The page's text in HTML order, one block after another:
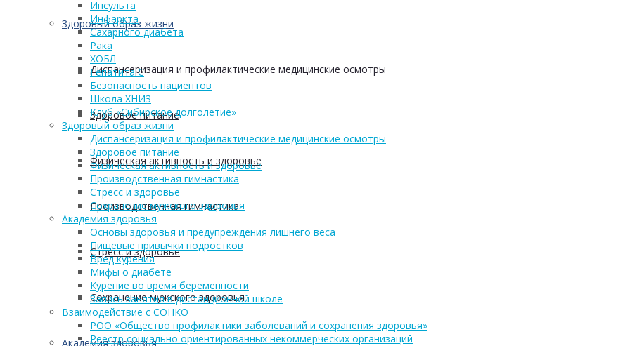
Здоровый образ жизни
Диспансеризация и профилактические медицинские осмотры
Здоровое питание
Физическая активность и здоровье
Производственная гимнастика
Стресс и здоровье
Сохранение мужского здоровья
Академия здоровья
Инсульта
Инфаркта
Сахарного диабета
Рака
ХОБЛ
Гепатита С
Безопасность пациентов
Школа ХНИЗ
Клуб «Сибирское долголетие»
Здоровый образ жизни
Диспансеризация и профилактические медицинские осмотры
Здоровое питание
Физическая активность и здоровье
Производственная гимнастика
Стресс и здоровье
Сохранение мужского здоровья
Академия здоровья
Основы здоровья и предупреждения лишнего веса
Пищевые привычки подростков
Вред курения
Мифы о диабете
Курение во время беременности
Запись занятия в дистанционной школе
Взаимодействие с СОНКО
РОО «Общество профилактики заболеваний и сохранения здоровья»
Реестр социально ориентированных некоммерческих организаций